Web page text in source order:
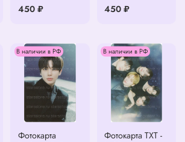
450 ₽
450 ₽
В наличии в РФ
Фотокарта
В наличии в РФ
Фотокарта TXT -